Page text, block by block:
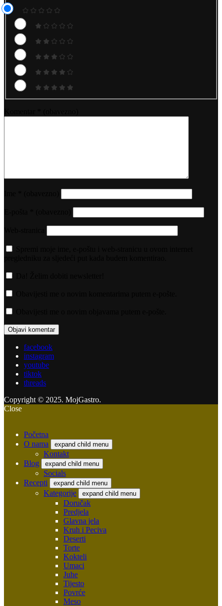
facebook
instagram
youtube
tiktok
threads
Copyright © 2025. MojGastro.
Close
Početna
O nama
expand child menu
Kontakt
Blog
expand child menu
Socials
Recepti
expand child menu
Kategorije expand child menu
Doručak
Predjela
Glavna jela
Kruh i Peciva
Deserti
Torte
Kokteli
Umaci
Juhe
Tijesto
Povrće
Meso